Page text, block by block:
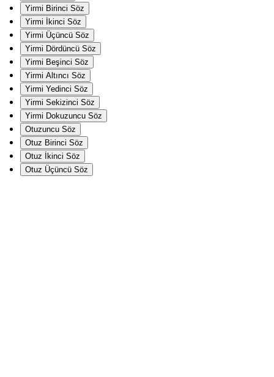
Yirmi Birinci Söz
Yirmi İkinci Söz
Yirmi Üçüncü Söz
Yirmi Dördüncü Söz
Yirmi Beşinci Söz
Yirmi Altıncı Söz
Yirmi Yedinci Söz
Yirmi Sekizinci Söz
Yirmi Dokuzuncu Söz
Otuzuncu Söz
Otuz Birinci Söz
Otuz İkinci Söz
Otuz Üçüncü Söz